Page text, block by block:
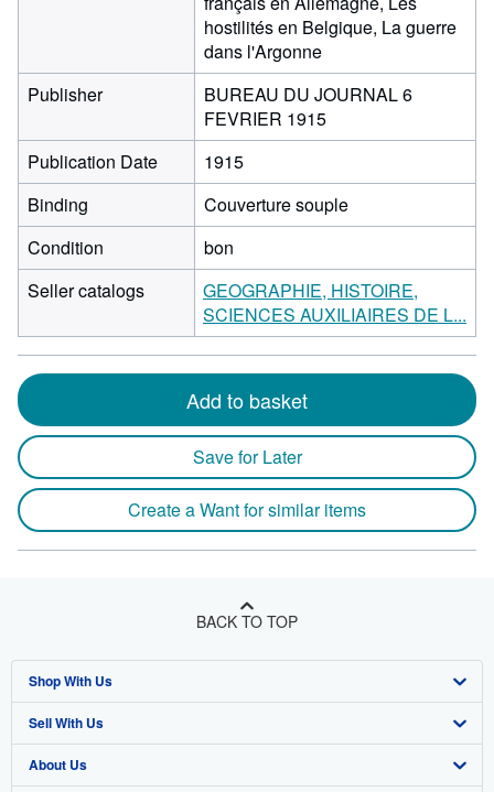
hostilités en Belgique, La guerre
dans l'Argonne
Publisher
BUREAU DU JOURNAL 6
FEVRIER 1915
Publication Date
1915
Binding
Couverture souple
Condition
bon
Seller catalogs
GEOGRAPHIE, HISTOIRE,
SCIENCES AUXILIAIRES DE L...
Add to basket
Save for Later
Create a Want for similar items
BACK TO TOP
Shop With Us
Advanced Search
Browse Collections
Sell With Us
Start Selling
About Us